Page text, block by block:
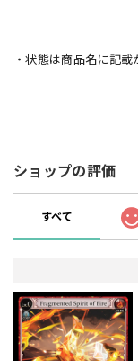
・状態は商品名に記載
ショップの評価
すべて